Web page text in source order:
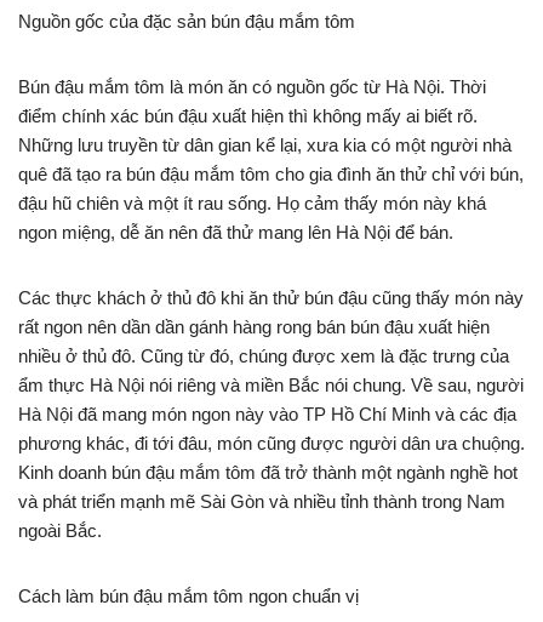
Nguồn gốc của đặc sản bún đậu mắm tôm
Bún đậu mắm tôm là món ăn có nguồn gốc từ Hà Nội. Thời
điểm chính xác bún đậu xuất hiện thì không mấy ai biết rõ.
Những lưu truyền từ dân gian kể lại, xưa kia có một người nhà
quê đã tạo ra bún đậu mắm tôm cho gia đình ăn thử chỉ với bún,
đậu hũ chiên và một ít rau sống. Họ cảm thấy món này khá
ngon miệng, dễ ăn nên đã thử mang lên Hà Nội để bán.
Các thực khách ở thủ đô khi ăn thử bún đậu cũng thấy món này
rất ngon nên dần dần gánh hàng rong bán bún đậu xuất hiện
nhiều ở thủ đô. Cũng từ đó, chúng được xem là đặc trưng của
ẩm thực Hà Nội nói riêng và miền Bắc nói chung. Về sau, người
Hà Nội đã mang món ngon này vào TP Hồ Chí Minh và các địa
phương khác, đi tới đâu, món cũng được người dân ưa chuộng.
Kinh doanh bún đậu mắm tôm đã trở thành một ngành nghề hot
và phát triển mạnh mẽ Sài Gòn và nhiều tỉnh thành trong Nam
ngoài Bắc.
Cách làm bún đậu mắm tôm ngon chuẩn vị